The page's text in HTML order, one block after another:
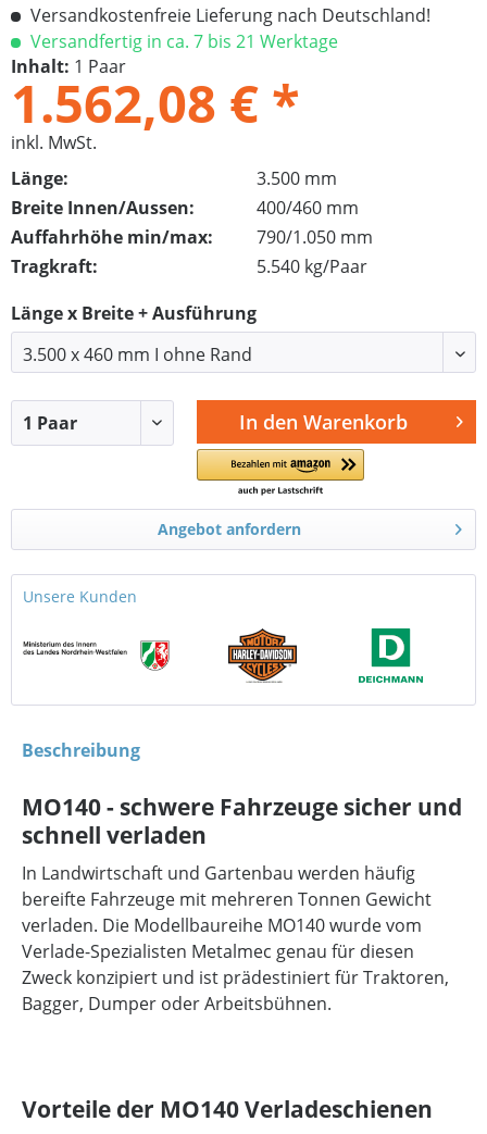
Versandkostenfreie Lieferung nach Deutschland!
Versandfertig in ca. 7 bis 21 Werktage
Inhalt: 1 Paar
1.562,08 € *
inkl. MwSt.
Länge:
3.500 mm
Breite Innen/Aussen:
400/460 mm
Auffahrhöhe min/max:
790/1.050 mm
Tragkraft:
5.540 kg/Paar
Länge x Breite + Ausführung
In den Warenkorb
Angebot anfordern
Unsere Kunden
Beschreibung
MO140 - schwere Fahrzeuge sicher und
schnell verladen
In Landwirtschaft und Gartenbau werden häufig
bereifte Fahrzeuge mit mehreren Tonnen Gewicht
verladen. Die Modellbaureihe MO140 wurde vom
Verlade-Spezialisten Metalmec genau für diesen
Zweck konzipiert und ist prädestiniert für Traktoren,
Bagger, Dumper oder Arbeitsbühnen.
Vorteile der MO140 Verladeschienen